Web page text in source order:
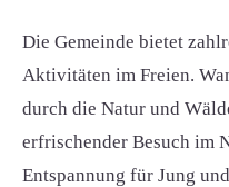
Die Gemeinde bietet
Aktivitäten im Freien.
durch die Natur und
erfrischender Besuch im
Entspannung für Jung